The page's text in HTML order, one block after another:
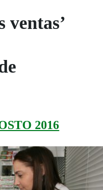
ventas’
2016